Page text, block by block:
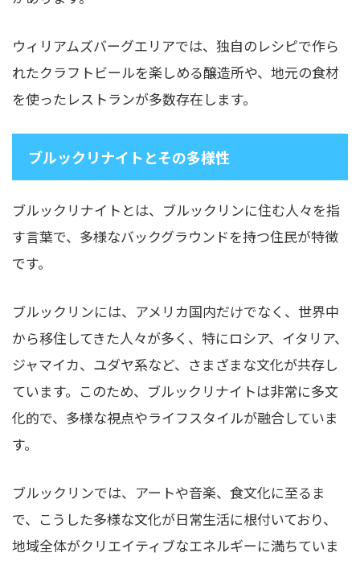
ウィリアムズバーグエリアでは、独自のレシピで作ら
れたクラフトビールを楽しめる醸造所や、地元の食材
を使ったレストランが多数存在します。
ブルックリナイトとその多様性
ブルックリナイトとは、ブルックリンに住む人々を指
す言葉で、多様なバックグラウンドを持つ住民が特徴
です。
ブルックリンには、アメリカ国内だけでなく、世界中
から移住してきた人々が多く、特にロシア、イタリア、
ジャマイカ、ユダヤ系など、さまざまな文化が共存し
ています。このため、ブルックリナイトは非常に多文
化的で、多様な視点やライフスタイルが融合していま
す。
ブルックリンでは、アートや音楽、食文化に至るま
で、こうした多様な文化が日常生活に根付いており、
地域全体がクリエイティブなエネルギーに満ちていま